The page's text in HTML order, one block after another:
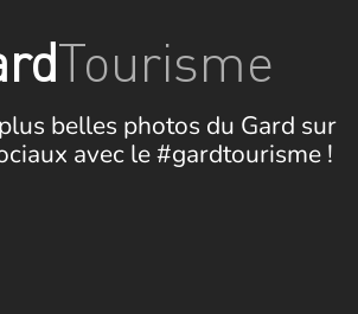
Tourisme
belles photos du Gard sur
avec le #gardtourisme !